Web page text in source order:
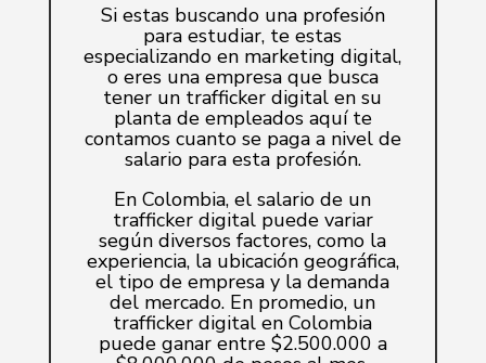
Si estas buscando una profesión
para estudiar, te estas
especializando en marketing digital,
o eres una empresa que busca
tener un trafficker digital en su
planta de empleados aquí te
contamos cuanto se paga a nivel de
salario para esta profesión.
En Colombia, el salario de un
trafficker digital puede variar
según diversos factores, como la
experiencia, la ubicación geográfica,
el tipo de empresa y la demanda
del mercado. En promedio, un
trafficker digital en Colombia
puede ganar entre $2.500.000 a